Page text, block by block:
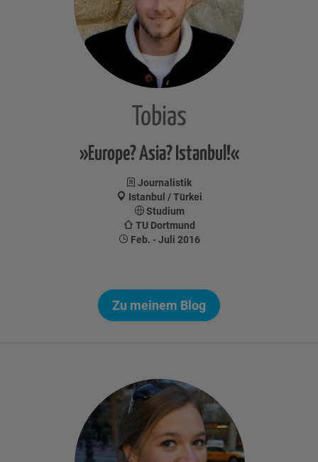
Tobias
»Europe? Asia? Istanbul!«
Journalistik
Istanbul / Türkei
Studium
TU Dortmund
Feb. - Juli 2016
Zu meinem Blog